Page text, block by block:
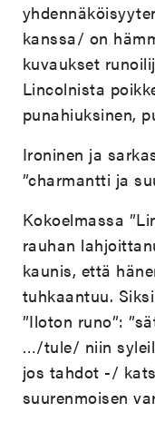
kanssa/ on
kuvaukset
Lincolnista
punahiuksinen,
Ironinen ja
”charmantti ja
Kokoelmassa
rauhan
kaunis, että
tuhkaantuu.
”Iloton runo”:
…/tule/ niin
jos tahdot -/
suurenmoisen